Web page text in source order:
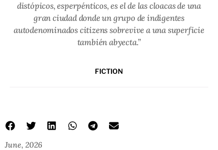
distópicos, esperpénticos, es el de las cloacas de una
gran ciudad donde un grupo de indigentes
autodenominados citizens sobrevive a una superficie
también abyecta.”
FICTION
June, 2026